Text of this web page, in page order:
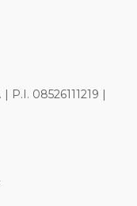
08526111219 |